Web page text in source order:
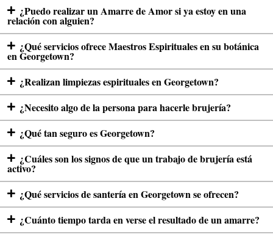
¿Puedo realizar un Amarre de Amor si ya estoy en una
relación con alguien?
¿Qué servicios ofrece Maestros Espirituales en su botánica
en Georgetown?
¿Realizan limpiezas espirituales en Georgetown?
¿Necesito algo de la persona para hacerle brujería?
¿Qué tan seguro es Georgetown?
¿Cuáles son los signos de que un trabajo de brujería está
activo?
¿Qué servicios de santería en Georgetown se ofrecen?
¿Cuánto tiempo tarda en verse el resultado de un amarre?